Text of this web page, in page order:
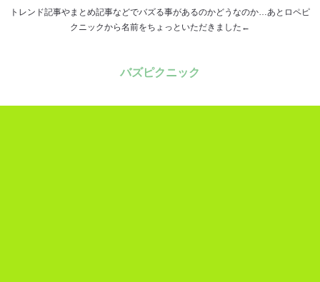
トレンド記事やまとめ記事などでバズる事があるのかどうなのか…あとロペピ
クニックから名前をちょっといただきました←
バズピクニック